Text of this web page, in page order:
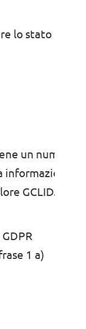
lo stato della
un numero
informazioni
GCLID.
1 a)